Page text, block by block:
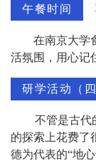
午餐时间
在南京大学
活氛围，用心记
研学活动（四
不管是古代
的探索上花费了
德为代表的“地